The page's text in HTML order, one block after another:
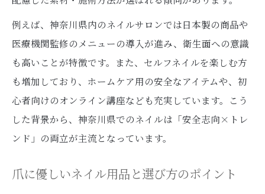
例えば、神奈川県内のネイルサロンでは日本製の商品や
医療機関監修のメニューの導入が進み、衛生面への意識
も高いことが特徴です。また、セルフネイルを楽しむ方
も増加しており、ホームケア用の安全なアイテムや、初
心者向けのオンライン講座なども充実しています。こう
した背景から、神奈川県でのネイルは「安全志向×トレ
ンド」の両立が主流となっています。
爪に優しいネイル用品と選び方のポイント